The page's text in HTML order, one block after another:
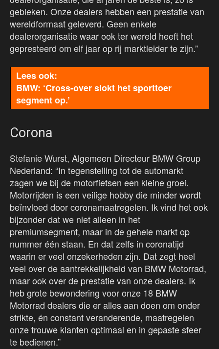
gebleken. Onze dealers hebben een prestatie van
wereldformaat geleverd. Geen enkele
dealerorganisatie waar ook ter wereld heeft het
gepresteerd om elf jaar op rij marktleider te zijn.”
BMW: ‘Cross-over slokt het sporttoer
segment op.’
Corona
Stefanie Wurst, Algemeen Directeur BMW Group
Nederland: “In tegenstelling tot de automarkt
zagen we bij de motorfietsen een kleine groei.
Motorrijden is een veilige hobby die minder wordt
beïnvloed door coronamaatregelen. Ik vind het ook
bijzonder dat we niet alleen in het
premiumsegment, maar in de gehele markt op
nummer één staan. En dat zelfs in coronatijd
waarin er veel onzekerheden zijn. Dat zegt heel
veel over de aantrekkelijkheid van BMW Motorrad,
maar ook over de prestatie van onze dealers. Ik
heb grote bewondering voor onze 18 BMW
Motorrad dealers die er alles aan doen om onder
strikte, én constant veranderende, maatregelen
onze trouwe klanten optimaal en in gepaste sfeer
te bedienen.”